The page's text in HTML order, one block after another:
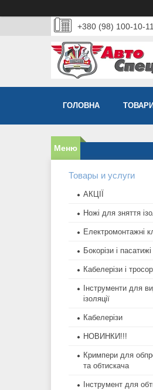
+380 (98) 100-10-11
ГОЛОВНА
Товары и услуги
АКЦІЇ
Ножі для зняття
Електромонтажні
Бокорізи і пасатижі
Кабелерізи і
Інструменти для
ізоляції
Кабелерізи
НОВИНКИ!!!
Кримпери для
та обтискача
Інструмент для